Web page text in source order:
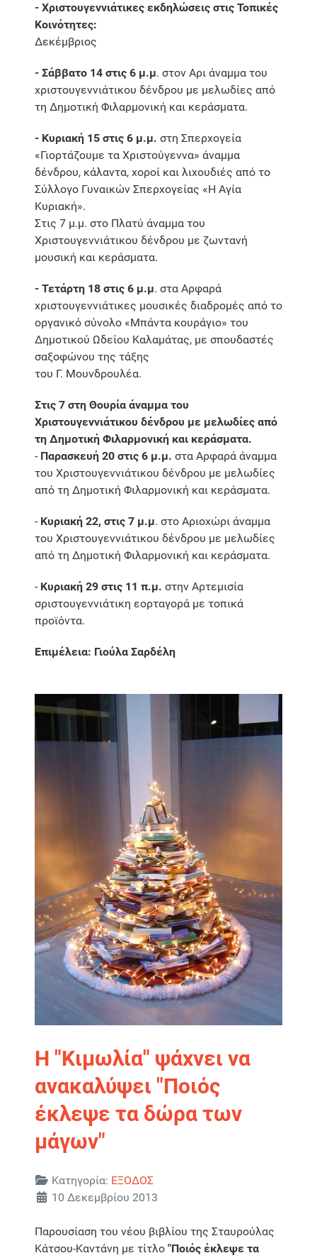
- Χριστουγεννιάτικες εκδηλώσεις στις Τοπικές
Κοινότητες:
Δεκέμβριος
- Σάββατο 14 στις 6 μ.μ. στον Αρι άναμμα του
χριστουγεννιάτικου δένδρου με μελωδίες από
τη Δημοτική Φιλαρμονική και κεράσματα.
- Κυριακή 15 στις 6 μ.μ. στη Σπερχογεία
«Γιορτάζουμε τα Χριστούγεννα» άναμμα
δένδρου, κάλαντα, χοροί και λιχουδιές από το
Σύλλογο Γυναικών Σπερχογείας «Η Αγία
Κυριακή».
Στις 7 μ.μ. στο Πλατύ άναμμα του
Χριστουγεννιάτικου δένδρου με ζωντανή
μουσική και κεράσματα.
- Τετάρτη 18 στις 6 μ.μ. στα Αρφαρά
χριστουγεννιάτικες μουσικές διαδρομές από το
οργανικό σύνολο «Μπάντα κουράγιο» του
Δημοτικού Ωδείου Καλαμάτας, με σπουδαστές
σαξοφώνου της τάξης
του Γ. Μουνδρουλέα.
Στις 7 στη Θουρία άναμμα του
Χριστουγεννιάτικου δένδρου με μελωδίες από
τη Δημοτική Φιλαρμονική και κεράσματα.
- Παρασκευή 20 στις 6 μ.μ. στα Αρφαρά άναμμα
του Χριστουγεννιάτικου δένδρου με μελωδίες
από τη Δημοτική Φιλαρμονική και κεράσματα.
- Κυριακή 22, στις 7 μ.μ. στο Αριοχώρι άναμμα
του Χριστουγεννιάτικου δένδρου με μελωδίες
από τη Δημοτική Φιλαρμονική και κεράσματα.
- Κυριακή 29 στις 11 π.μ. στην Αρτεμισία
σριστουγεννιάτικη εορταγορά με τοπικά
προϊόντα.
Επιμέλεια: Γιούλα Σαρδέλη
Η "Κιμωλία" ψάχνει να
ανακαλύψει "Ποιός
έκλεψε τα δώρα των
μάγων"
Λεπτομέρειες
Κατηγορία: ΕΞΟΔΟΣ
10 Δεκεμβρίου 2013
Παρουσίαση του νέου βιβλίου της Σταυρούλας
Κάτσου-Καντάνη με τίτλο "Ποιός έκλεψε τα